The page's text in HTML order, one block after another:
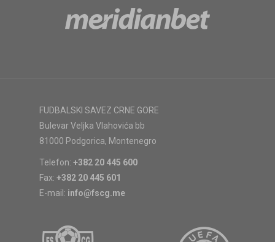
FUDBALSKI SAVEZ CRNE GORE
Bulevar Veljka Vlahovića bb
81000 Podgorica, Montenegro
Telefon: +382 20 445 600
Fax: +382 20 445 601
E-mail: info@fscg.me